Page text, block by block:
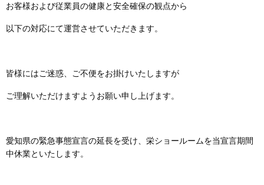
お客様および従業員の健康と安全確保の観点から
以下の対応にて運営させていただきます。
皆様にはご迷惑、ご不便をお掛けいたしますが
ご理解いただけますようお願い申し上げます。
愛知県の緊急事態宣言の延長を受け、栄ショールームを当宣言期間
中休業といたします。